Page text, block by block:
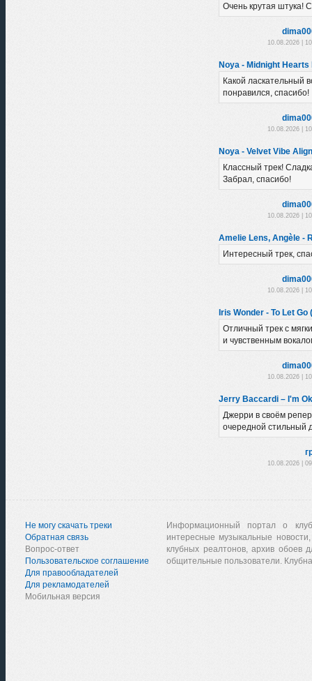
Очень крутая штука!
10.08.2026 |
Noya - Midnight Hearts
Какой ласкательный
понравился, спасибо!
10.08.2026 |
Noya - Velvet Vibe
Классный трек!
Забрал, спасибо!
10.08.2026 |
Amelie Lens, Angèle -
Интересный трек,
10.08.2026 |
Iris Wonder - To Let Go
Отличный трек с
и чувственным
10.08.2026 |
Jerry Baccardi – I'm
Джерри в своём
очередной стильный
10.08.2026 |
Не могу скачать треки
Обратная связь
Вопрос-ответ
Пользовательское соглашение
Для правообладателей
Для рекламодателей
Мобильная версия
Информационный портал о
интересные музыкальные
клубных реалтонов, архив обоев
общительные пользователи.